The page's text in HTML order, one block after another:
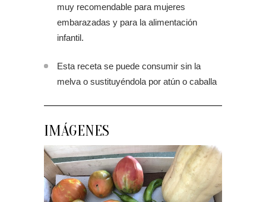
muy recomendable para mujeres
embarazadas y para la alimentación
infantil.
Esta receta se puede consumir sin la
melva o sustituyéndola por atún o caballa
IMÁGENES